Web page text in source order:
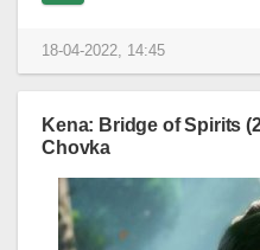
18-04-2022, 14:45
Kena: Bridge of Spirits
Chovka